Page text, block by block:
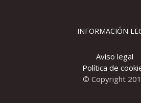
INFORMACIÓN
Aviso legal
Política de
© Copyright